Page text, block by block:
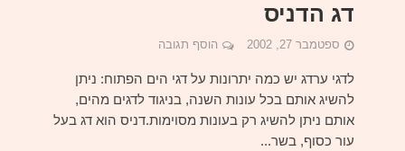
דג הדניס
ספטמבר 27, 2002 הוסף תגובה
לדגי ערדג יש כמה יתרונות על דגי הים הפתוח: ניתן
להשיג אותם בכל עונות השנה, בניגוד לדגים מהים,
אותם ניתן להשיג רק בעונות מסוימות.דניס הוא דג בעל
עור כסוף, בשר...